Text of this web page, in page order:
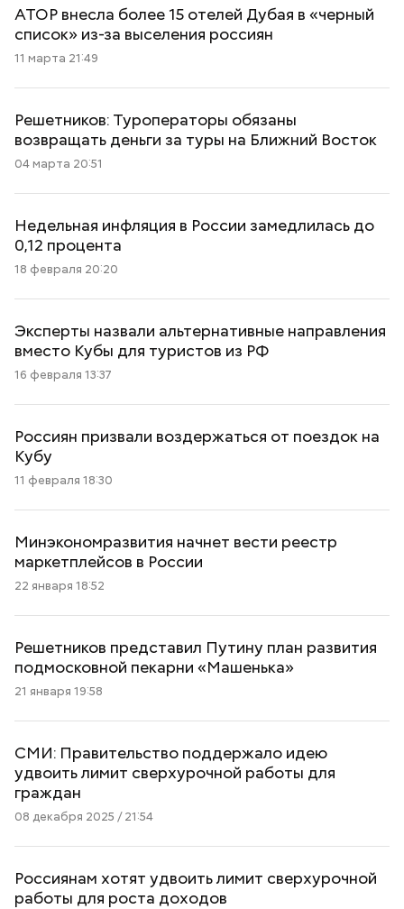
АТОР внесла более 15 отелей Дубая в «черный
список» из-за выселения россиян
11 марта 21:49
Решетников: Туроператоры обязаны
возвращать деньги за туры на Ближний Восток
04 марта 20:51
Недельная инфляция в России замедлилась до
0,12 процента
18 февраля 20:20
Эксперты назвали альтернативные направления
вместо Кубы для туристов из РФ
16 февраля 13:37
Россиян призвали воздержаться от поездок на
Кубу
11 февраля 18:30
Минэкономразвития начнет вести реестр
маркетплейсов в России
22 января 18:52
Решетников представил Путину план развития
подмосковной пекарни «Машенька»
21 января 19:58
СМИ: Правительство поддержало идею
удвоить лимит сверхурочной работы для
граждан
08 декабря 2025 / 21:54
Россиянам хотят удвоить лимит сверхурочной
работы для роста доходов